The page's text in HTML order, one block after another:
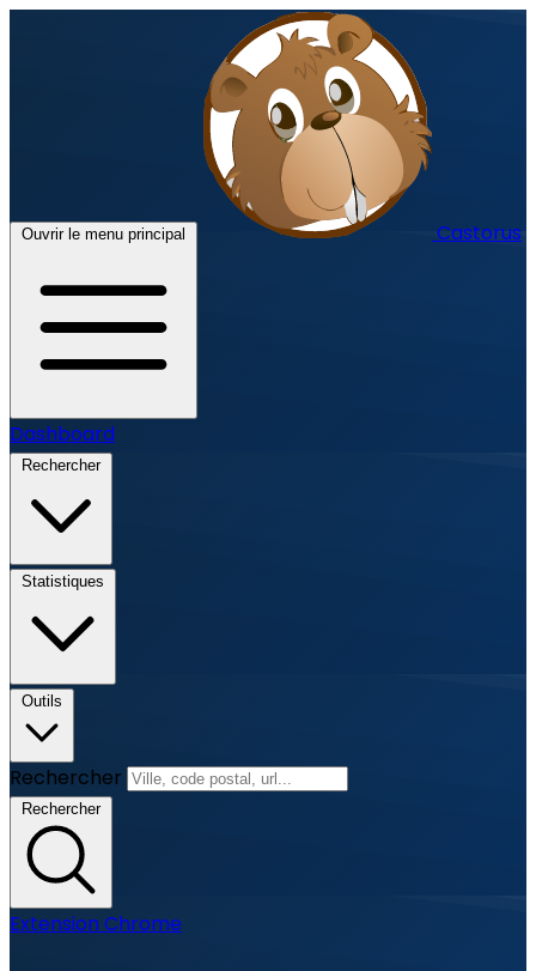
Ouvrir le menu principal Castorus
Dashboard
Rechercher
Statistiques
Outils
Rechercher
Rechercher
Extension Chrome